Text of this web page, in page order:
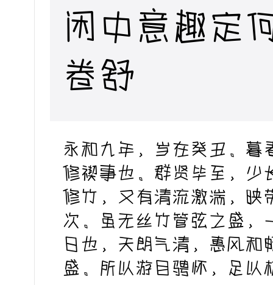
闲中意趣定
卷舒
永和九年，岁在癸丑。
修禊事也。群贤毕至，少
修竹，又有清流激湍，映
次。虽无丝竹管弦之盛
日也，天朗气清，惠风
盛。所以游目骋怀，足